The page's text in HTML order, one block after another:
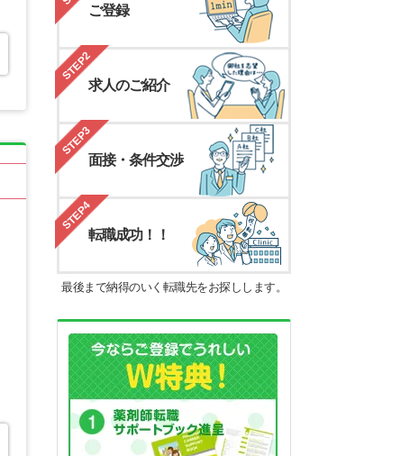
ご登録
STEP2
求人のご紹介
STEP3
面接・条件交渉
STEP4
転職成功！！
最後まで納得のいく転職先をお探しします。